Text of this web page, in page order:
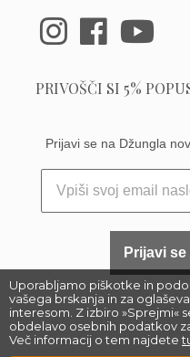
Uporabljamo piškotke in
vašega brskanja in za
interesom. Z izbiro »Sprejmi«
obdelavo osebnih podatkov
Več informacij o tem najdete
PRIVOŠČI SI 5%
Prijavi se na Džungla
Prijavi